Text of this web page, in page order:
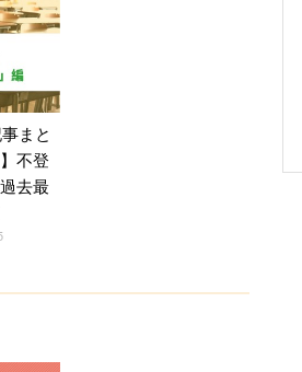
まと
不登
去最